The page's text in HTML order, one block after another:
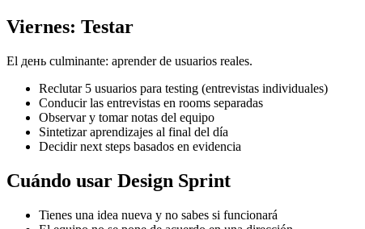
Viernes: Testar
El день culminante: aprender de usuarios reales.
Reclutar 5 usuarios para testing (entrevistas individuales)
Conducir las entrevistas en rooms separadas
Observar y tomar notas del equipo
Sintetizar aprendizajes al final del día
Decidir next steps basados en evidencia
Cuándo usar Design Sprint
Tienes una idea nueva y no sabes si funcionará